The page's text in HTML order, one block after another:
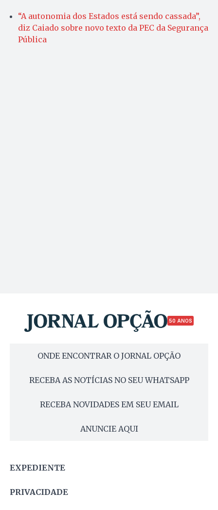
“A autonomia dos Estados está sendo cassada”,
diz Caiado sobre novo texto da PEC da Segurança
Pública
50 ANOS
ONDE ENCONTRAR O JORNAL OPÇÃO
RECEBA AS NOTÍCIAS NO SEU WHATSAPP
RECEBA NOVIDADES EM SEU EMAIL
ANUNCIE AQUI
EXPEDIENTE
PRIVACIDADE